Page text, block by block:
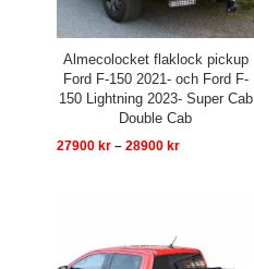
Almecolocket flaklock pickup
Ford F-150 2021- och Ford F-
150 Lightning 2023- Super Cab
Double Cab
27900 kr – 28900 kr
27900 kr